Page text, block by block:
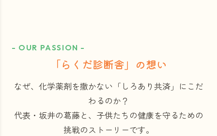
- OUR PASSION -
「らくだ診断舎」の想い
なぜ、化学薬剤を撒かない「しろあり共済」にこだ
わるのか？
代表・坂井の葛藤と、子供たちの健康を守るための
挑戦のストーリーです。